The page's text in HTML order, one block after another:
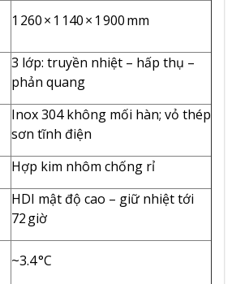
1 260 × 1 140 × 1 900 mm
3 lớp: truyền nhiệt – hấp thụ –
phản quang
Inox 304 không mối hàn; vỏ thép
sơn tĩnh điện
Hợp kim nhôm chống rỉ
HDI mật độ cao – giữ nhiệt tới
72 giờ
~3.4 °C